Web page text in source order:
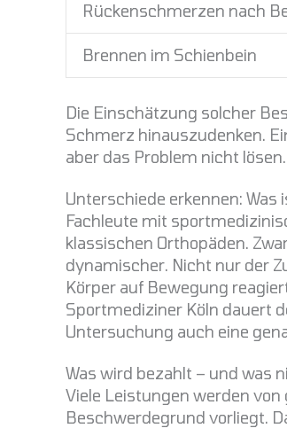
Rückenschmerzen nach
Brennen im Schienbein
Die Einschätzung solcher
Schmerz hinauszudenken.
aber das Problem nicht lösen.
Unterschiede erkennen: Was
Fachleute mit
klassischen Orthopäden.
dynamischer. Nicht nur der
Körper auf Bewegung
Sportmediziner Köln dauert
Untersuchung auch eine
Was wird bezahlt – und was
Viele Leistungen werden
Beschwerdegrund vorliegt.